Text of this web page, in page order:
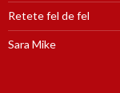
Retete fel de fel
Sara Mike